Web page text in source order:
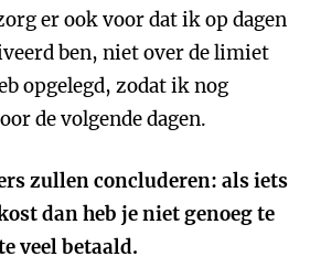
er ook voor dat ik op dagen
ben, niet over de limiet
opgelegd, zodat ik nog
de volgende dagen.
zullen concluderen: als iets
dan heb je niet genoeg te
veel betaald.